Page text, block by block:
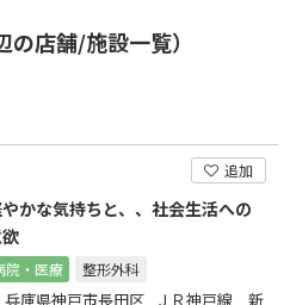
店舗/施設一覧）
追加
かな気持ちと、、社会生活への
院・医療 整形外科
兵庫県神戸市長田区 ＪＲ神戸線 新